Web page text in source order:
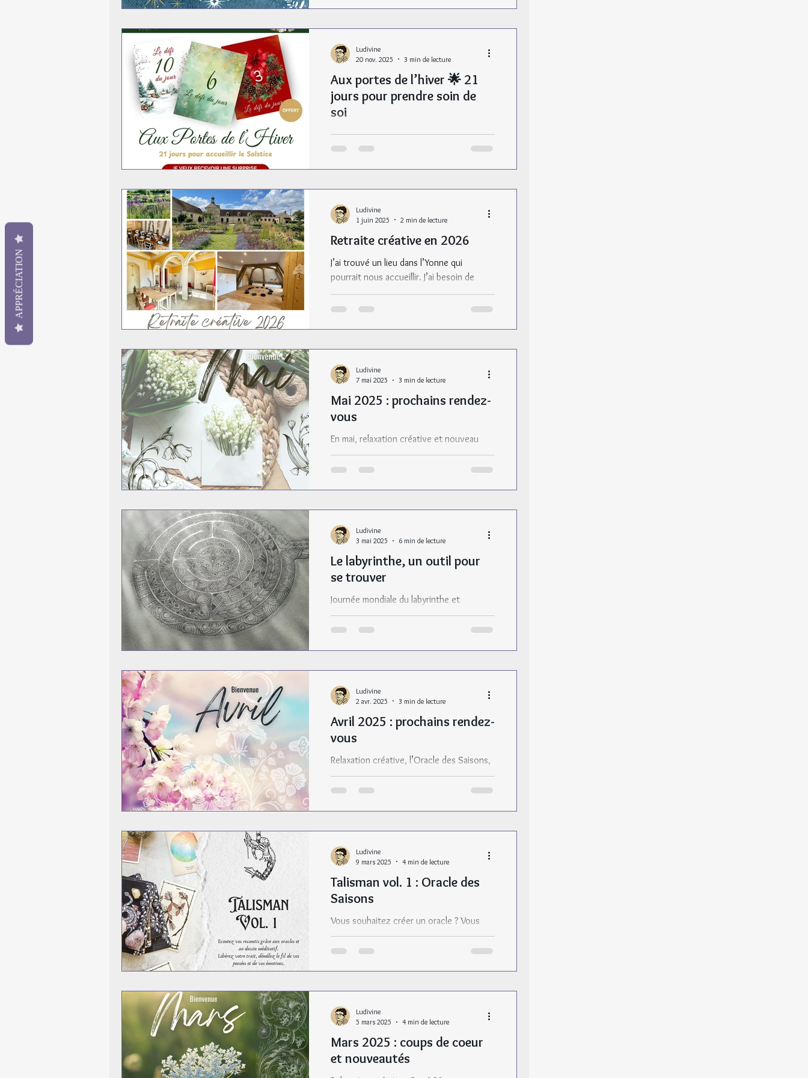
14 décembre. Ça commence le 20
décembre !
Aux portes de l’hiver 🌟 21
jours pour prendre soin de
soi
Un cadeau pour vous ! À partir du 1er
décembre, 21 jours pour accueillir le
à mes abonnés !
Ludivine
20 nov. 2025
3 min de lecture
Retraite créative en 2026
J’ai trouvé un lieu dans l’Yonne qui
pourrait nous accueillir. J’ai besoin de
prochaine retraite créative. Je suis à votre
Ludivine
1 juin 2025
2 min de lecture
Mai 2025 : prochains rendez-
vous
En mai, relaxation créative et nouveau
Cycl’Opus ! Je vous invite aussi à
répondre à un sondage sur la relaxation
Ludivine
7 mai 2025
3 min de lecture
Le labyrinthe, un outil pour
se trouver
Journée mondiale du labyrinthe et
labyrinthes tanglés
Ludivine
3 mai 2025
6 min de lecture
Avril 2025 : prochains rendez-
vous
Relaxation créative, l’Oracle des Saisons,
la vie en bleu... les nouveautés d’avril !
Ludivine
2 avr. 2025
3 min de lecture
Talisman vol. 1 : Oracle des
Saisons
Vous souhaitez créer un oracle ? Vous
aimez le dessin méditatif ? Rejoignez mon
nouveau programme d’ateliers en ligne !
Ludivine
9 mars 2025
4 min de lecture
Mars 2025 : coups de coeur
et nouveautés
Ludivine
5 mars 2025
4 min de lecture
APPRÉCIATION